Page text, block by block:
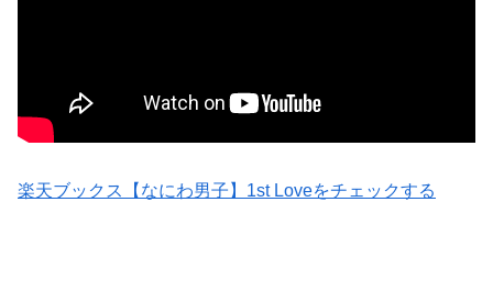
楽天ブックス【なにわ男子】1st Loveをチェックする